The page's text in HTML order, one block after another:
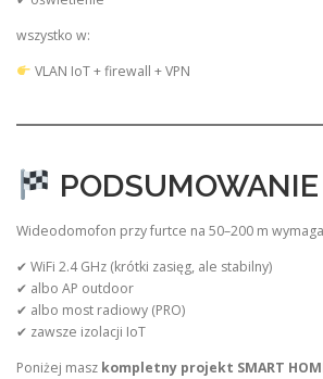
wszystko w:
VLAN IoT + firewall + VPN
PODSUMOWANIE
Wideodomofon przy furtce na 50–200 m
✔ WiFi 2.4 GHz (krótki zasięg, ale stabilny)
✔ albo AP outdoor
✔ albo most radiowy (PRO)
✔ zawsze izolacji IoT
Poniżej masz kompletny projekt SMART